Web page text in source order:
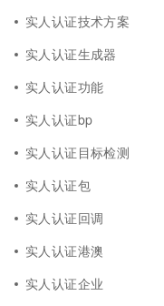
实人认证技术方案
实人认证生成器
实人认证功能
实人认证bp
实人认证目标检测
实人认证包
实人认证回调
实人认证港澳
实人认证企业